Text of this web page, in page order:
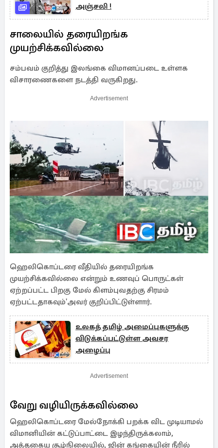
அஞ்சலி !
சாலையில் தரையிறங்க
முயற்சிக்கவில்லை
சம்பவம் குறித்து இலங்கை விமானப்படை உள்ளக
விசாரணைகளை நடத்தி வருகிறது.
Advertisement
ஹெலிகொப்டரை வீதியில் தரையிறங்க
முயற்சிக்கவில்லை என்றும் உணவுப் பொருட்கள்
ஏற்றப்பட்ட பிறகு மேல் கிளம்புவதற்கு சிரமம்
ஏற்பட்டதாகவும்'அவர் குறிப்பிட்டுள்ளார்.
உலகத் தமிழ் அமைப்புகளுக்கு
விடுக்கப்பட்டுள்ள அவசர
அழைப்பு
Advertisement
வேறு வழியிருக்கவில்லை
ஹெலிகொப்டரை மேல்நோக்கி பறக்க விட முடியாமல்
விமானியின் கட்டுப்பாட்டை இழந்திருக்கலாம்,
அத்தகைய சூழ்நிலையில், ஜின் கங்கையின் நீரில்